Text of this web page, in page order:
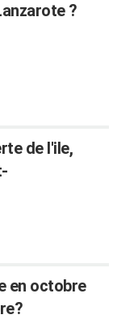
?
de l'ile,
en octobre